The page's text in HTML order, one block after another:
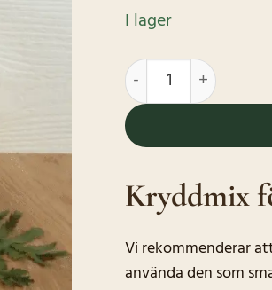
I lager
Kryddmix för Viltkött
Kryddmix
Vi rekommenderar
använda den som